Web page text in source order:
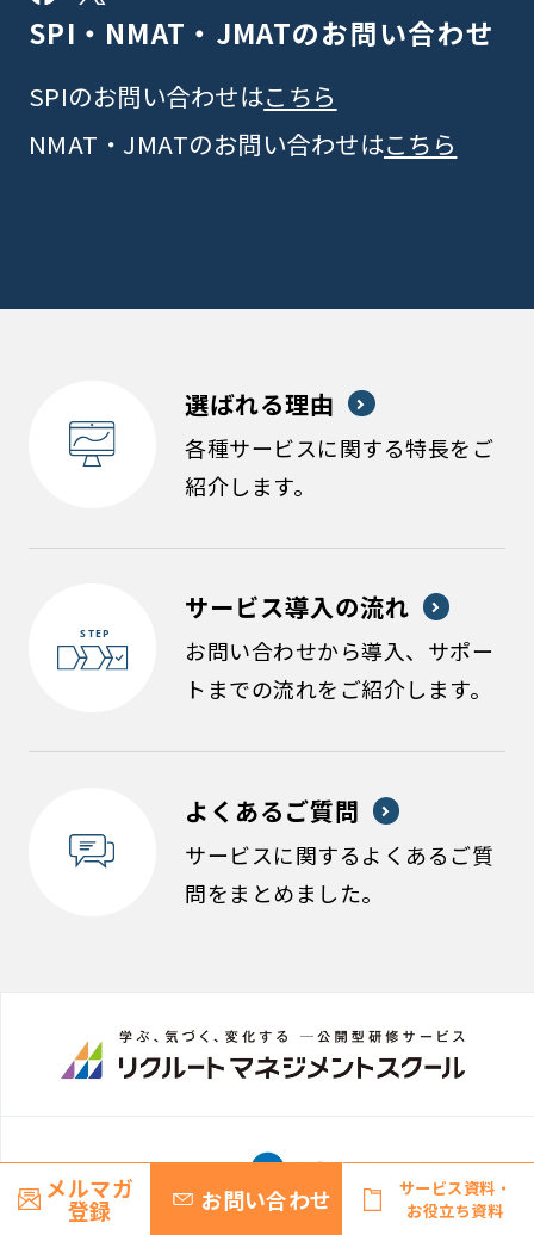
SPI・NMAT・JMATのお問い合わせ
SPIのお問い合わせはこちら
NMAT・JMATのお問い合わせはこちら
選ばれる理由
各種サービスに関する特長をご
紹介します。
サービス導入の流れ
お問い合わせから導入、サポー
トまでの流れをご紹介します。
よくあるご質問
サービスに関するよくあるご質
問をまとめました。
メルマガ
登録 お問い合わせ
サービス資料・
お役立ち資料